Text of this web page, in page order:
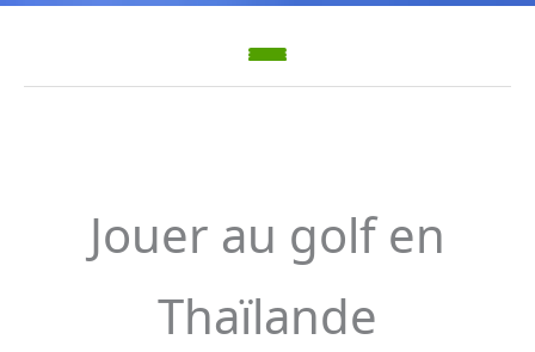
Jouer au golf en
Thaïlande